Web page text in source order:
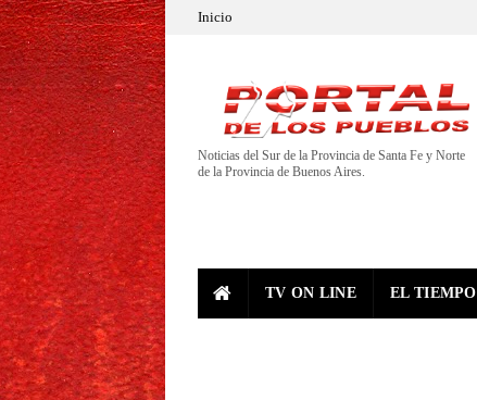
Inicio
Noticias del Sur de la Provincia de Santa Fe y Norte
de la Provincia de Buenos Aires.
TV ON LINE EL TIEMPO